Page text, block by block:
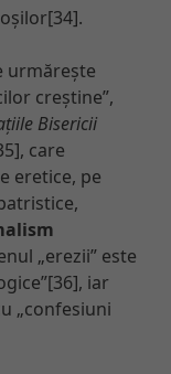
urmărește
creștine”,
Bisericii
care
eretice, pe
„erezii” este
iar
„confesiuni